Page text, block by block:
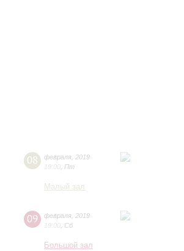
08 февраля 2019
19:00 Пт
Малый зал
09 февраля 2019
19:00 Сб
Большой зал